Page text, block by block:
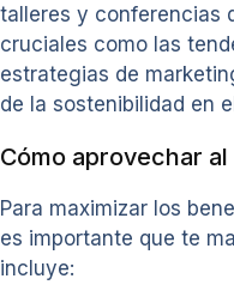
talleres y conferencias
cruciales como las
estrategias de
de la sostenibilidad en
Cómo aprovechar
Para maximizar los
es importante que te
incluye: